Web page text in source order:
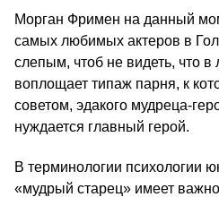
Морган Фримен на данный
самых любимых актеров в
слепым, чтоб не видеть, что
воплощает типаж парня, к
советом, эдакого мудреца-
нуждается главный герой.
В терминологии психологии
«мудрый старец» имеет